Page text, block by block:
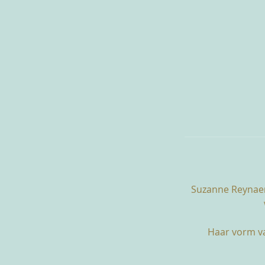
Suzanne
Haar vorm